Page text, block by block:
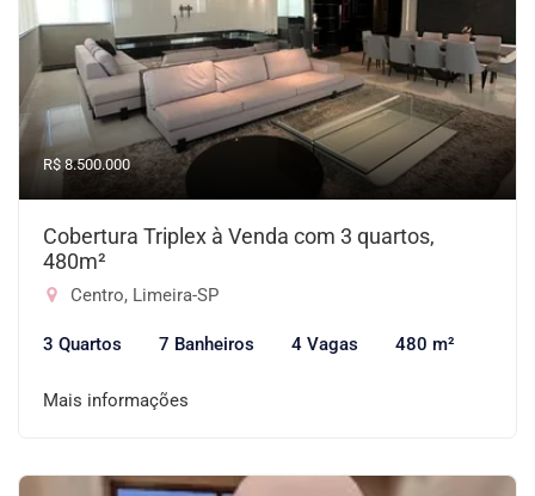
R$ 8.500.000
Cobertura Triplex à Venda com 3 quartos,
480m²
Centro, Limeira-SP
3 Quartos 7 Banheiros 4 Vagas 480 m²
Mais informações